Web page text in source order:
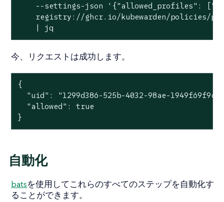
--settings-json '{"allowed_profiles":
registry://ghcr.io/kubewarden/policies/
    | jq
今、リクエストは成功します。
{
"uid": "1299d386-525b-4032-98ae-
  "allowed": true
}
自動化
batsを使用してこれらのすべてのステップを自動化す
ることができます。